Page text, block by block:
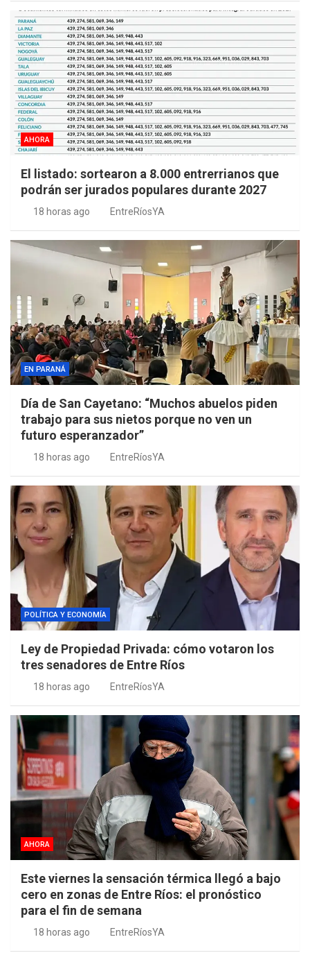
AHORA
El listado: sortearon a 8.000 entrerrianos que
podrán ser jurados populares durante 2027
18 horas ago EntreRíosYA
EN PARANÁ
Día de San Cayetano: “Muchos abuelos piden
trabajo para sus nietos porque no ven un
futuro esperanzador”
18 horas ago EntreRíosYA
POLÍTICA Y ECONOMÍA
Ley de Propiedad Privada: cómo votaron los
tres senadores de Entre Ríos
18 horas ago EntreRíosYA
AHORA
Este viernes la sensación térmica llegó a bajo
cero en zonas de Entre Ríos: el pronóstico
para el fin de semana
18 horas ago EntreRíosYA